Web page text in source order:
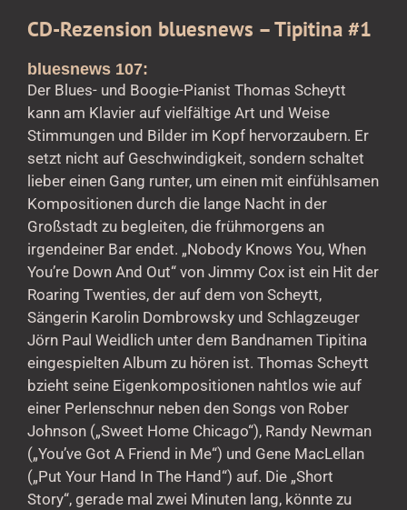
CD-Rezension bluesnews – Tipitina #1
bluesnews 107:
Der Blues- und Boogie-Pianist Thomas Scheytt
kann am Klavier auf vielfältige Art und Weise
Stimmungen und Bilder im Kopf hervorzaubern. Er
setzt nicht auf Geschwindigkeit, sondern schaltet
lieber einen Gang runter, um einen mit einfühlsamen
Kompositionen durch die lange Nacht in der
Großstadt zu begleiten, die frühmorgens an
irgendeiner Bar endet. „Nobody Knows You, When
You’re Down And Out“ von Jimmy Cox ist ein Hit der
Roaring Twenties, der auf dem von Scheytt,
Sängerin Karolin Dombrowsky und Schlagzeuger
Jörn Paul Weidlich unter dem Bandnamen Tipitina
eingespielten Album zu hören ist. Thomas Scheytt
bzieht seine Eigenkompositionen nahtlos wie auf
einer Perlenschnur neben den Songs von Rober
Johnson („Sweet Home Chicago“), Randy Newman
(„You’ve Got A Friend in Me“) und Gene MacLellan
(„Put Your Hand In The Hand“) auf. Die „Short
Story“, gerade mal zwei Minuten lang, könnte zu